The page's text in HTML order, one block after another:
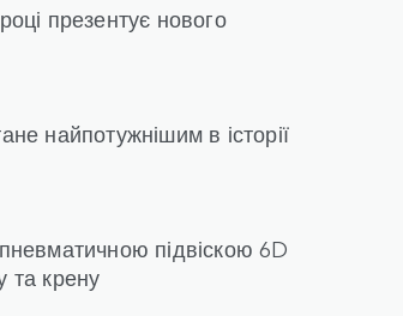
презентує нового
найпотужнішим в історії
підвіскою 6D
та крену